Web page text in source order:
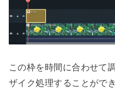
この枠を時間に合わせて
ザイク処理することができ